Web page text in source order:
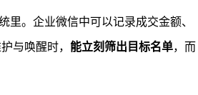
里。企业微信中可以记录成交金额、
与唤醒时， 能立刻筛出目标名单，而